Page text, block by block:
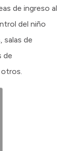
de ingreso al
del niño
salas de
de